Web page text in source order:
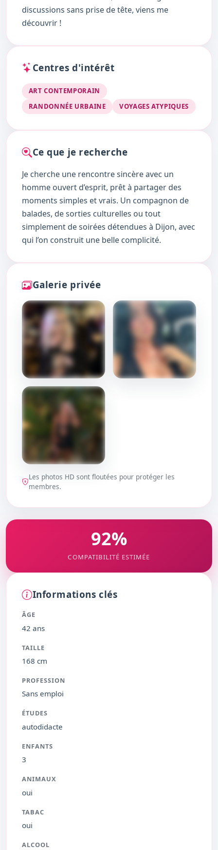
discussions sans prise de tête, viens me
découvrir !
Centres d'intérêt
ART CONTEMPORAIN
RANDONNÉE URBAINE
VOYAGES ATYPIQUES
Ce que je recherche
Je cherche une rencontre sincère avec un
homme ouvert d’esprit, prêt à partager des
moments simples et vrais. Un compagnon de
balades, de sorties culturelles ou tout
simplement de soirées détendues à Dijon, avec
qui l’on construit une belle complicité.
Galerie privée
DÉBLOQUER
DÉBLOQUER
Les photos HD sont floutées pour protéger les
membres.
92%
COMPATIBILITÉ ESTIMÉE
Informations clés
ÂGE
42 ans
TAILLE
168 cm
PROFESSION
Sans emploi
ÉTUDES
autodidacte
ENFANTS
3
ANIMAUX
oui
TABAC
oui
ALCOOL